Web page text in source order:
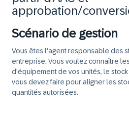
approbation/
Scénario de gestion
Vous êtes l'agent responsable des
entreprise. Vous voulez connaître
d'équipement de vos unités, le
vous devez faire pour aligner les
quantités autorisées.